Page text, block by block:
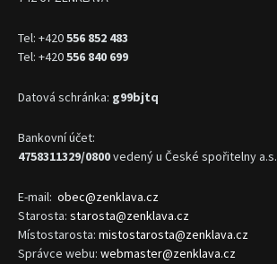
Tel: +420556 852 483
Tel: +420556 840 699
Datová schránka: g99bjtq
Bankovní účet:
4758311329/0800vedený u České spořitelny a.s.
E-mail: obec@zenklava.cz
Starosta: starosta@zenklava.cz
Místostarosta: mistostarosta@zenklava.cz
Správce webu: webmaster@zenklava.cz